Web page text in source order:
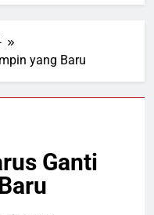
yang Baru
Ganti